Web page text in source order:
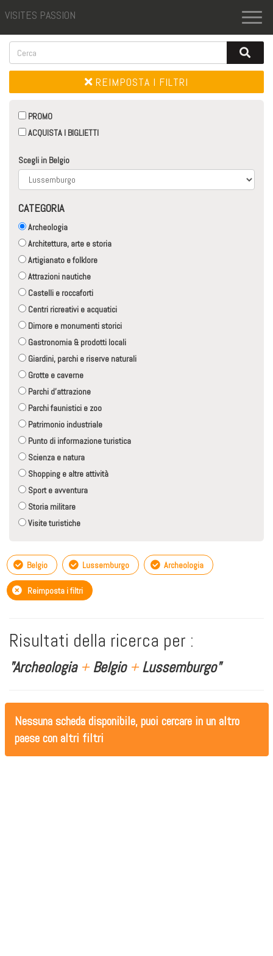
VISITES PASSION
REIMPOSTA I FILTRI
PROMO
ACQUISTA I BIGLIETTI
Scegli in Belgio
CATEGORIA
Archeologia
Architettura, arte e storia
Artigianato e folklore
Attrazioni nautiche
Castelli e roccaforti
Centri ricreativi e acquatici
Dimore e monumenti storici
Gastronomia & prodotti locali
Giardini, parchi e riserve naturali
Grotte e caverne
Parchi d'attrazione
Parchi faunistici e zoo
Patrimonio industriale
Punto di informazione turistica
Scienza e natura
Shopping e altre attività
Sport e avventura
Storia militare
Visite turistiche
Belgio Lussemburgo Archeologia
Reimposta i filtri
Risultati della ricerca per :
"Archeologia +Belgio +Lussemburgo"
Nessuna scheda disponibile, puoi cercare in un altro
paese con altri filtri